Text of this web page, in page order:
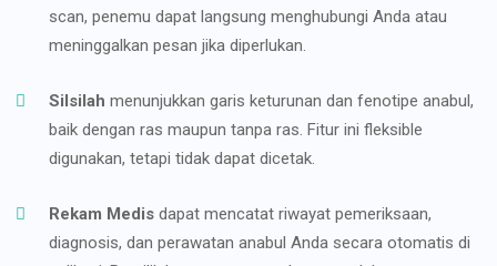
scan, penemu dapat langsung menghubungi Anda atau
meninggalkan pesan jika diperlukan.
Silsilah menunjukkan garis keturunan dan fenotipe anabul,
baik dengan ras maupun tanpa ras. Fitur ini fleksible
digunakan, tetapi tidak dapat dicetak.
Rekam Medis dapat mencatat riwayat pemeriksaan,
diagnosis, dan perawatan anabul Anda secara otomatis di